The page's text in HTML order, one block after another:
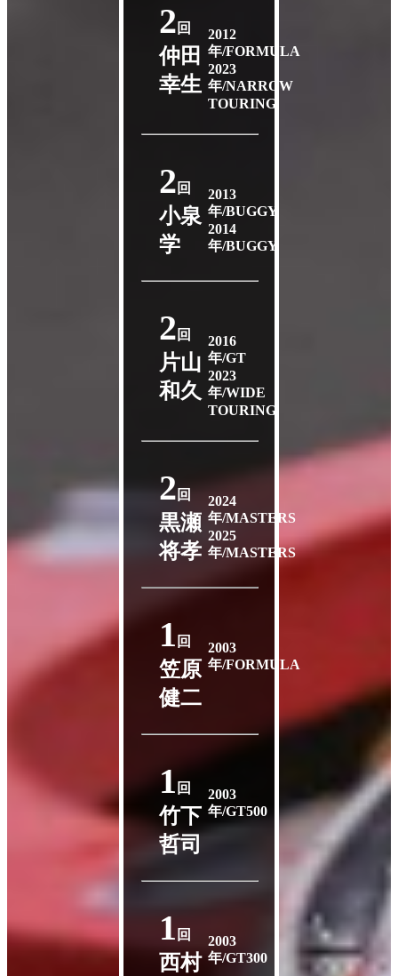
2 回
仲田
幸生
2012
年/FORMULA
2023
年/NARROW
TOURING
2 回
小泉
学
2013
年/BUGGY
2014
年/BUGGY
2 回
片山
和久
2016
年/GT
2023
年/WIDE
TOURING
2 回
黒瀬
将孝
2024
年/MASTERS
2025
年/MASTERS
1 回
笠原
健二
2003
年/FORMULA
1回
竹下
哲司
2003
年/GT500
1 回
西村
2003
年/GT300